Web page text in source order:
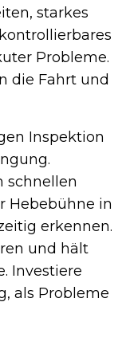
starkes
Probleme.
die Fahrt und
Inspektion
schnellen
Hebebühne in
erkennen.
und hält
Investiere
als Probleme